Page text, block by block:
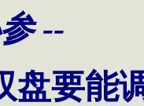
--
能调